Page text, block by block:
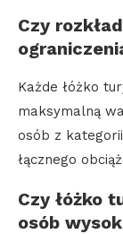
Czy
Każde łóżko
maksymalną
osób z
łącznego
Czy łóżko
osób